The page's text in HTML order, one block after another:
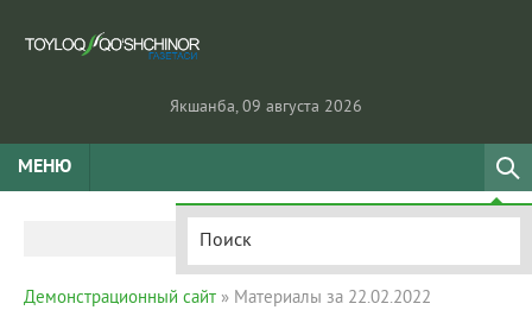
Якшанба, 09 августа 2026
МЕНЮ
Демонстрационный сайт » Материалы за 22.02.2022